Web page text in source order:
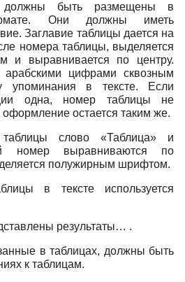
должны быть размещены в
Они должны иметь
Заглавие таблицы дается на
номера таблицы, выделяется
и выравнивается по центру.
цифрами сквозным
упоминания в тексте. Если
одна, номер таблицы не
оформление остается таким же.
слово «Таблица» и
номер выравниваются по
полужирным шрифтом.
в тексте используется
результаты… .
в таблицах, должны быть
к таблицам.